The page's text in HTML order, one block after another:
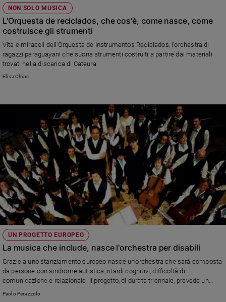
NON SOLO MUSICA
L'Orquesta de reciclados, che cos'è, come nasce, come
costruisce gli strumenti
Vita e miracoli dell'Orquesta de Instrumentos Reciclados, l'orchestra di
ragazzi paraguayani che suona strumenti costruiti a partire dai materiali
trovati nella discarica di Cateura
Elisa Chiari
UN PROGETTO EUROPEO
La musica che include, nasce l'orchestra per disabili
Grazie a uno stanziamento europeo nasce un'orchestra che sarà composta
da persone con sindrome autistica, ritardi cognitivi, difficoltà di
comunicazione e relazionale. Il progetto, di durata triennale, prevede un
festival a Firenze delle compagini coinvolte. L'esempio di Esagramma.
Paolo Perazzolo